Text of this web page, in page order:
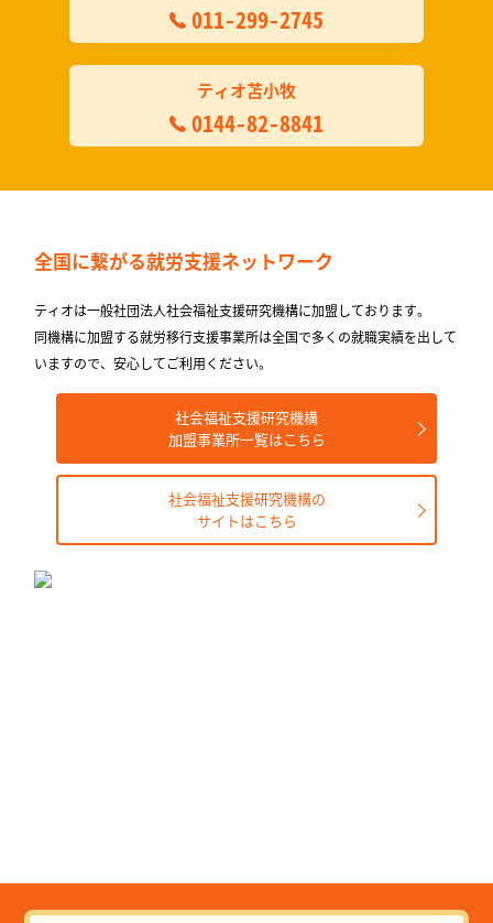
011-299-2745
ティオ苫小牧
0144-82-8841
全国に繋がる就労支援ネットワーク
ティオは一般社団法人社会福祉支援研究機構に加盟しております。
同機構に加盟する就労移⾏⽀援事業所は全国で多くの就職実績を出して
いますので、安⼼してご利⽤ください。
社会福祉支援研究機構
加盟事業所一覧はこちら
社会福祉支援研究機構の
サイトはこちら